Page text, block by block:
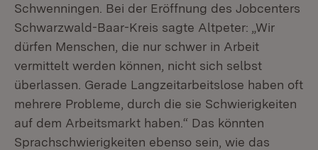
Schwenningen. Bei der Eröffnung des Jobcenters
Schwarzwald-Baar-Kreis sagte Altpeter: „Wir
dürfen Menschen, die nur schwer in Arbeit
vermittelt werden können, nicht sich selbst
überlassen. Gerade Langzeitarbeitslose haben oft
mehrere Probleme, durch die sie Schwierigkeiten
auf dem Arbeitsmarkt haben.“ Das könnten
Sprachschwierigkeiten ebenso sein, wie das